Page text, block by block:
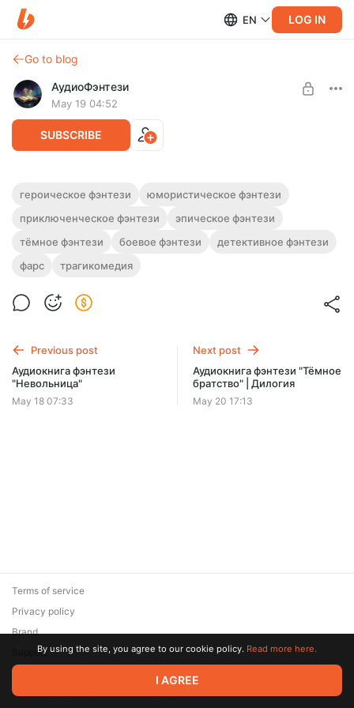
EN LOG IN
Go to blog
АудиоФэнтези
May 19 04:52
SUBSCRIBE
Аудиокнига фэнтези "Владыка хаоса"
Полная версия.
Слушайте эту и другие фэнтези-аудиокниги полностью, без
рекламы и любых ограничений!
Level required:
UNLOCK WITH DISCOUNT
Offer ends 08 August.
героическое фэнтези
юмористическое фэнтези
приключенческое фэнтези
эпическое фэнтези
тёмное фэнтези
боевое фэнтези
детективное фэнтези
фарс
трагикомедия
Previous post
Аудиокнига фэнтези
"Невольница"
May 18 07:33
Next post
Аудиокнига фэнтези "Тёмное
братство" | Дилогия
May 20 17:13
© 2026 Zaya Solutions Limited. All rights reserved. All trademarks
are the property of their respective owners.
Terms of service
Privacy policy
Brand
SupportBy using the site, you agree to our cookie policy. Read more here.
I AGREE